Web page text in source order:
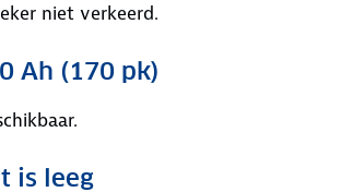
niet verkeerd.
Ah (170 pk)
is leeg